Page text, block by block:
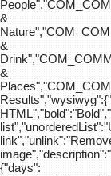
&
&
&
{"days":